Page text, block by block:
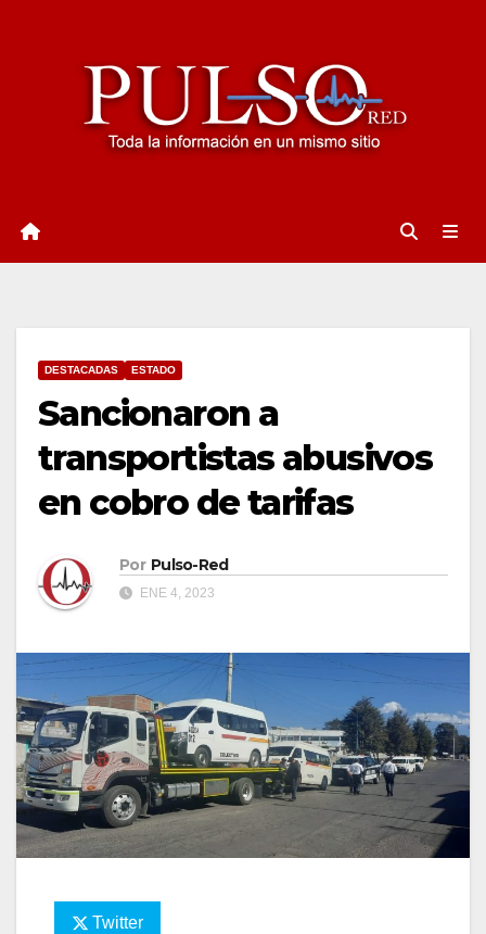
DESTACADAS ESTADO
Sancionaron a
transportistas abusivos
en cobro de tarifas
Por Pulso-Red
ENE 4, 2023
Twitter